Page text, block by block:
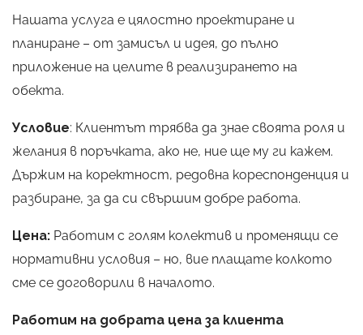
Нашата услуга е цялостно проектиране и
планиране – от замисъл и идея, до пълно
приложение на целите в реализирането на
обекта.
Условие: Клиентът трябва да знае своята роля и
желания в поръчката, ако не, ние ще му ги кажем.
Държим на коректност, редовна кореспонденция и
разбиране, за да си свършим добре работа.
Цена: Работим с голям колектив и променящи се
нормативни условия – но, вие плащате колкото
сме се договорили в началото.
Работим на добрата цена за клиента